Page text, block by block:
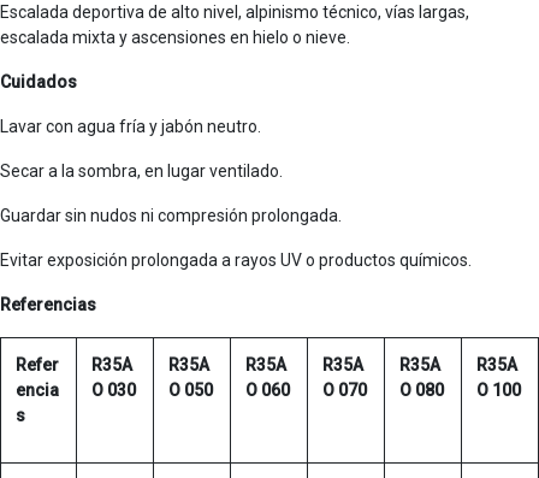
Escalada deportiva de alto nivel, alpinismo técnico, vías largas,
escalada mixta y ascensiones en hielo o nieve.
Cuidados
Lavar con agua fría y jabón neutro.
Secar a la sombra, en lugar ventilado.
Guardar sin nudos ni compresión prolongada.
Evitar exposición prolongada a rayos UV o productos químicos.
Referencias
Refer
encia
s
R35A
O 030
R35A
O 050
R35A
O 060
R35A
O 070
R35A
O 080
R35A
O 100